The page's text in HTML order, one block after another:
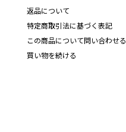
返品について
特定商取引法に基づく表記
この商品について問い合わせる
買い物を続ける